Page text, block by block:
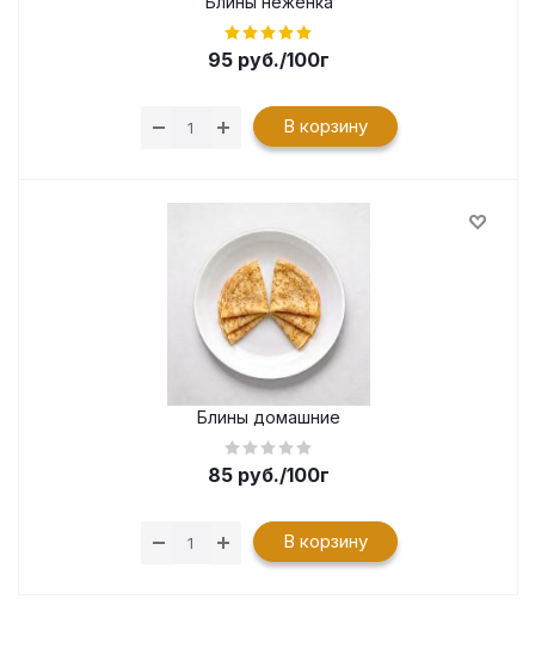
95 руб./100г
В корзину
Блины домашние
85 руб./100г
В корзину